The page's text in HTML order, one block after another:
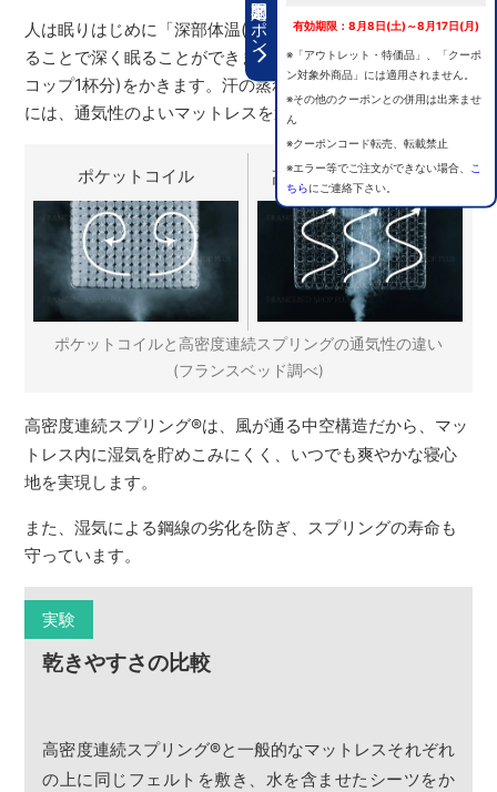
期間限定クーポン 有効期限：8月8日(土)～8月17日(月)
※「アウトレット・特価品」、「クーポ
ン対象外商品」には適用されません。
※その他のクーポンとの併用は出来ませ
ん
※クーポンコード転売、転載禁止
※エラー等でご注文ができない場合、
こ
ちらにご連絡下さい。
人は眠りはじめに「深部体温(カラダの内部の温度)」を下げ
ることで深く眠ることができますが、その際に大量の汗(約
コップ1杯分)をかきます。汗の蒸れを感じず快適に眠るため
には、通気性のよいマットレスを選ぶことが重要です。
ポケットコイル 高密度連続スプリング®
ポケットコイルと高密度連続スプリングの通気性の違い
(フランスベッド調べ)
高密度連続スプリング®は、風が通る中空構造だから、マッ
トレス内に湿気を貯めこみにくく、いつでも爽やかな寝心
地を実現します。
また、湿気による鋼線の劣化を防ぎ、スプリングの寿命も
守っています。
実験
乾きやすさの比較
高密度連続スプリング®と一般的なマットレスそれぞれ
の上に同じフェルトを敷き、水を含ませたシーツをか